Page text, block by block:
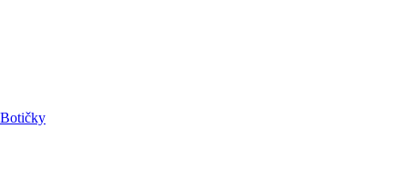
Botičky